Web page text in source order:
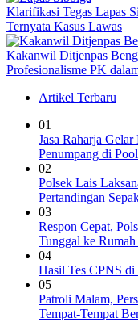
Klarifikasi Tegas Lapas
Ternyata Kasus Lawas
Kakanwil Ditjenpas
Profesionalisme PK
Artikel Terbaru
01
Jasa Raharja
Penumpang di
02
Polsek Lais
Pertandingan
03
Respon Cepat,
Tunggal ke
04
Hasil Tes CPNS di
05
Patroli Malam,
Tempat-Tempat